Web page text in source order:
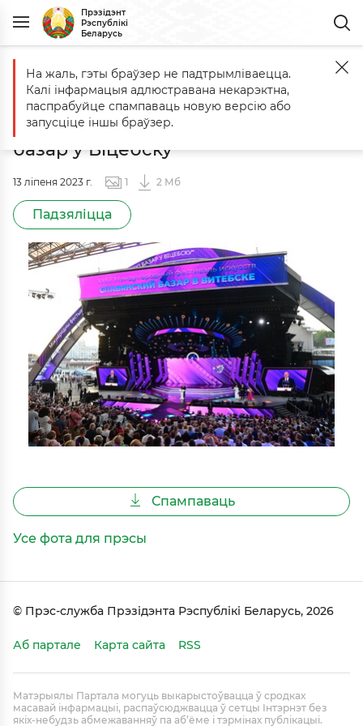
Прэзідэнт
Рэспублікі
Беларусь
Галоўная Фота для прэсы Адкрыццё XXXII Міжнароднага
Адкрыццё XXXII Міжнароднага
фестывалю мастацтваў "Славянскі
базар у Віцебску"
13 ліпеня 2023 г. 1 2 Мб
Падзяліцца
Спампаваць
Усе фота для прэсы
© Прэс-служба Прэзідэнта Рэспублікі Беларусь, 2026
Аб партале Карта сайта RSS
Матэрыялы Партала могуць выкарыстоўвацца ў сродках
масавай інфармацыі, распаўсюджвацца ў сетцы Інтэрнэт без
якіх-небудзь абмежаванняў па аб’ёме і тэрмінах публікацыі.
На жаль, гэты браўзер не падтрымліваецца.
Калі інфармацыя адлюстравана некарэктна,
паспрабуйце спампаваць новую версію або
запусціце іншы браўзер.